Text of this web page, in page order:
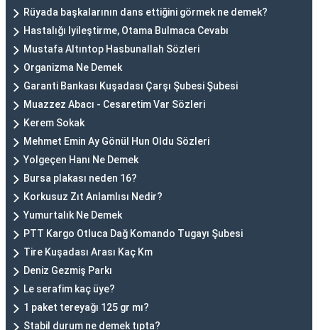
Rüyada başkalarının dans ettiğini görmek ne demek?
Hastalığı Iyileştirme, Otama Bulmaca Cevabı
Mustafa Altıntop Hasbunallah Sözleri
Organizma Ne Demek
Garanti Bankası Kuşadası Çarşı Şubesi Şubesi
Muazzez Abacı - Cesaretim Var Sözleri
Kerem Sokak
Mehmet Emin Ay Gönül Hun Oldu Sözleri
Yolgeçen Hanı Ne Demek
Bursa plakası neden 16?
Korkusuz Zıt Anlamlısı Nedir?
Yumurtalık Ne Demek
PTT Kargo Otluca Dağ Komando Tugayı Şubesi
Tire Kuşadası Arası Kaç Km
Deniz Gezmiş Parkı
Le serafim kaç üye?
1 paket tereyağı 125 gr mı?
Stabil durum ne demek tıpta?